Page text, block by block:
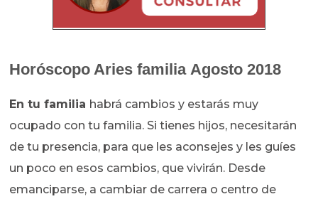
Horóscopo Aries familia Agosto 2018
En tu familia habrá cambios y estarás muy
ocupado con tu familia. Si tienes hijos, necesitarán
de tu presencia, para que les aconsejes y les guíes
un poco en esos cambios, que vivirán. Desde
emanciparse, a cambiar de carrera o centro de